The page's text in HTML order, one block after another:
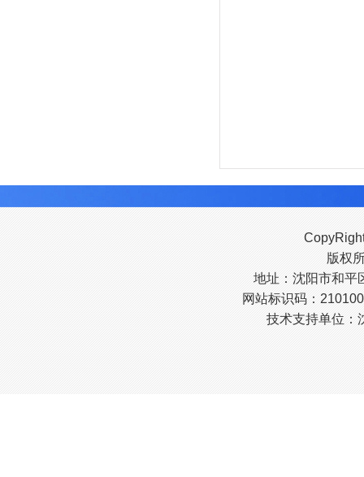
版权
地址：沈阳市和平
网站标识码：
技术支持单位：